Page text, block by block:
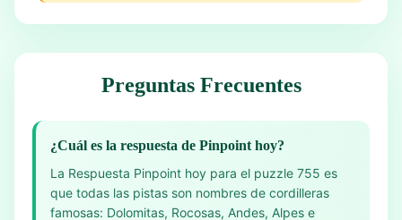
Preguntas Frecuentes
¿Cuál es la respuesta de Pinpoint hoy?
La Respuesta Pinpoint hoy para el puzzle 755 es
que todas las pistas son nombres de cordilleras
famosas: Dolomitas, Rocosas, Andes, Alpes e